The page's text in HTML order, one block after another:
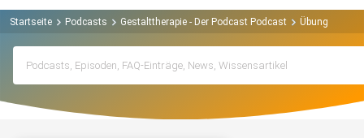
Startseite Podcasts Gestalttherapie - Der Podcast Podcast Übungsfolge: